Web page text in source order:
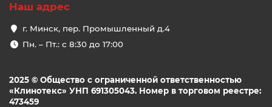
Наш адрес
г. Минск, пер. Промышленный д.4
Пн. – Пт.: с 8:30 до 17:00
2025 © Общество с ограниченной ответственностью
«Клинотекс» УНП 691305043. Номер в торговом реестре:
473459